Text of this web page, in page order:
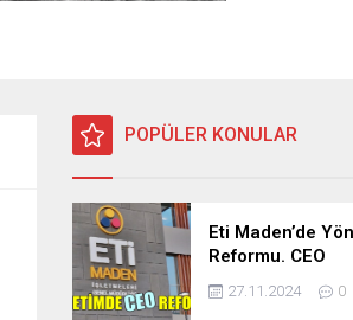
POPÜLER KONULAR
Eti Maden’de
Reformu. CEO
Modeli’nde Kadro
Taşeron İşçilik
27.11.2024 0